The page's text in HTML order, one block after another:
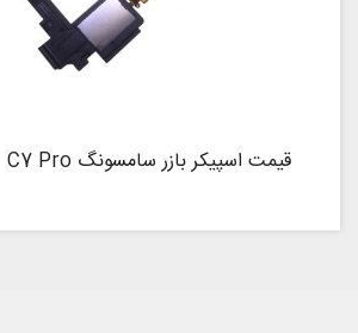
قیمت اسپیکر بازر سامسونگ C7 Pro